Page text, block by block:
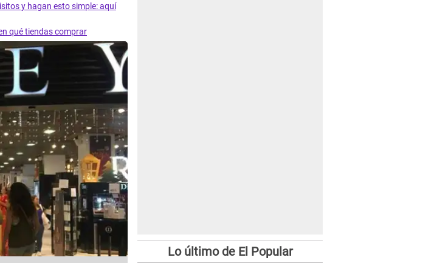
y hagan esto simple: aquí
qué tiendas comprar
Lo último de El Popular